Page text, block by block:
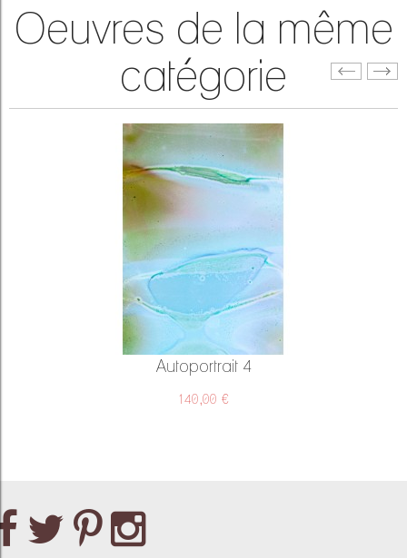
Oeuvres de la même
catégorie
Autoportrait 4
140,00 €